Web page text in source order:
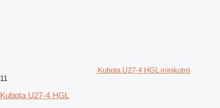
Kubota U27-4 HGL minikotró
11
Kubota U27-4 HGL